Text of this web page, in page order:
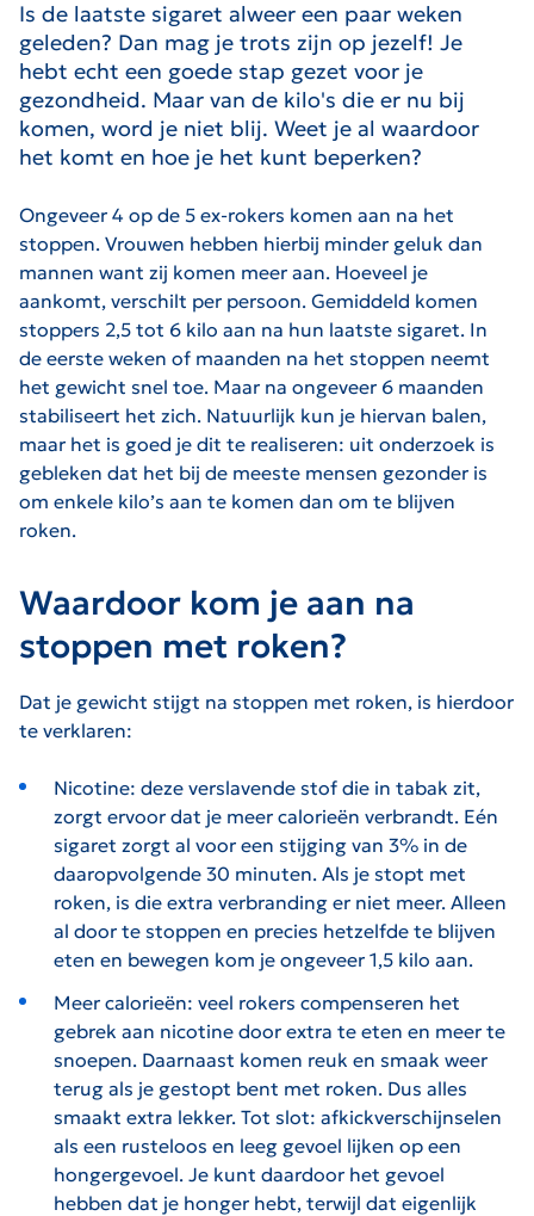
Is de laatste sigaret alweer een paar weken
geleden? Dan mag je trots zijn op jezelf! Je
hebt echt een goede stap gezet voor je
gezondheid. Maar van de kilo's die er nu bij
komen, word je niet blij. Weet je al waardoor
het komt en hoe je het kunt beperken?
Ongeveer 4 op de 5 ex-rokers komen aan na het
stoppen. Vrouwen hebben hierbij minder geluk dan
mannen want zij komen meer aan. Hoeveel je
aankomt, verschilt per persoon. Gemiddeld komen
stoppers 2,5 tot 6 kilo aan na hun laatste sigaret. In
de eerste weken of maanden na het stoppen neemt
het gewicht snel toe. Maar na ongeveer 6 maanden
stabiliseert het zich. Natuurlijk kun je hiervan balen,
maar het is goed je dit te realiseren: uit onderzoek is
gebleken dat het bij de meeste mensen gezonder is
om enkele kilo’s aan te komen dan om te blijven
roken.
Waardoor kom je aan na
stoppen met roken?
Dat je gewicht stijgt na stoppen met roken, is hierdoor
te verklaren:
Nicotine: deze verslavende stof die in tabak zit,
zorgt ervoor dat je meer calorieën verbrandt. Eén
sigaret zorgt al voor een stijging van 3% in de
daaropvolgende 30 minuten. Als je stopt met
roken, is die extra verbranding er niet meer. Alleen
al door te stoppen en precies hetzelfde te blijven
eten en bewegen kom je ongeveer 1,5 kilo aan.
Meer calorieën: veel rokers compenseren het
gebrek aan nicotine door extra te eten en meer te
snoepen. Daarnaast komen reuk en smaak weer
terug als je gestopt bent met roken. Dus alles
smaakt extra lekker. Tot slot: afkickverschijnselen
als een rusteloos en leeg gevoel lijken op een
hongergevoel. Je kunt daardoor het gevoel
hebben dat je honger hebt, terwijl dat eigenlijk